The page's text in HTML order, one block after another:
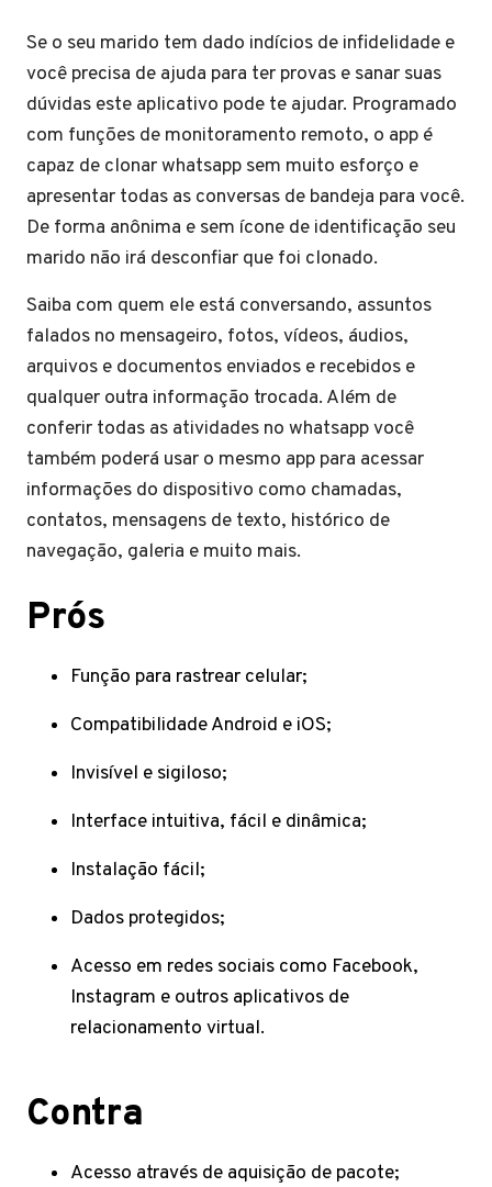
Se o seu marido tem dado indícios de infidelidade e
você precisa de ajuda para ter provas e sanar suas
dúvidas este aplicativo pode te ajudar. Programado
com funções de monitoramento remoto, o app é
capaz de clonar whatsapp sem muito esforço e
apresentar todas as conversas de bandeja para você.
De forma anônima e sem ícone de identificação seu
marido não irá desconfiar que foi clonado.
Saiba com quem ele está conversando, assuntos
falados no mensageiro, fotos, vídeos, áudios,
arquivos e documentos enviados e recebidos e
qualquer outra informação trocada. Além de
conferir todas as atividades no whatsapp você
também poderá usar o mesmo app para acessar
informações do dispositivo como chamadas,
contatos, mensagens de texto, histórico de
navegação, galeria e muito mais.
Prós
Função para rastrear celular;
Compatibilidade Android e iOS;
Invisível e sigiloso;
Interface intuitiva, fácil e dinâmica;
Instalação fácil;
Dados protegidos;
Acesso em redes sociais como Facebook,
Instagram e outros aplicativos de
relacionamento virtual.
Contra
Acesso através de aquisição de pacote;